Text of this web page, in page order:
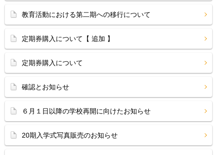
教育活動における第二期への移行について
定期券購入について【 追加 】
定期券購入について
確認とお知らせ
６月１日以降の学校再開に向けたお知らせ
20期入学式写真販売のお知らせ